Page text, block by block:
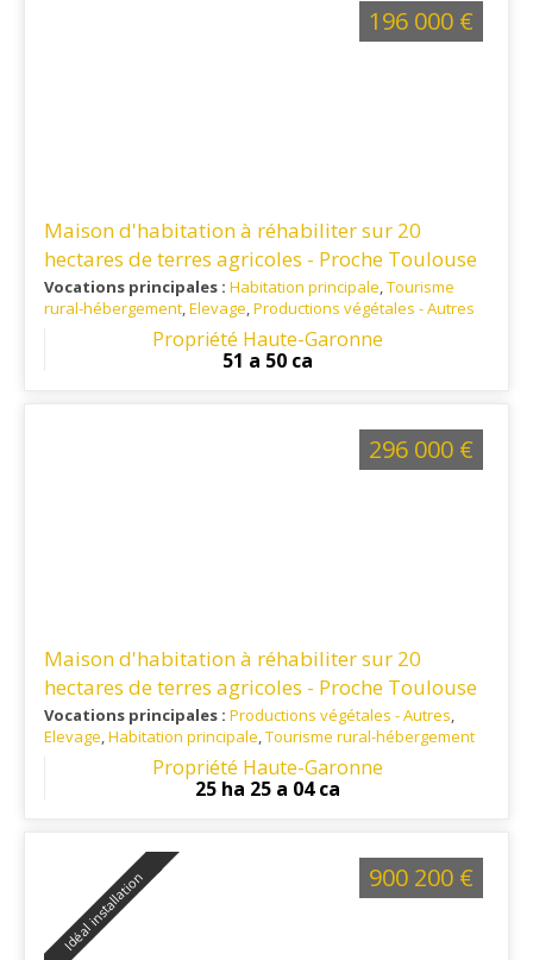
Maison d'habitation à réhabiliter sur 20
hectares de terres agricoles - Proche Toulouse
Vocations principales : Habitation principale,Tourisme
rural-hébergement,Elevage,Productions végétales - Autres
Ref. 31PV16006: A 35 minutes au sud-ouest de Toulouse
Propriété Haute-Garonne
51 a 50 ca
196 000 €
Maison d'habitation à réhabiliter sur 20
hectares de terres agricoles - Proche Toulouse
Vocations principales : Productions végétales - Autres,
Elevage,Habitation principale,Tourisme rural-hébergement
Ref. 31PV15986: A 35 minutes au sud-ouest de Toulouse
Propriété Haute-Garonne
25 ha 25 a 04 ca
296 000 €
Idéal installation 900 200 €